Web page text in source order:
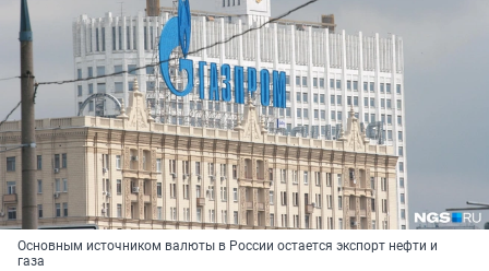
Основным источником валюты в России остается экспорт нефти и
газа